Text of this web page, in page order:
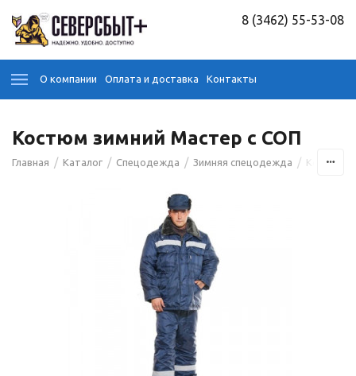
8 (3462) 55-53-08
О компании Оплата и доставка Контакты
Костюм зимний Мастер с СОП
Главная / Каталог / Спецодежда / Зимняя спецодежда / Костюмы